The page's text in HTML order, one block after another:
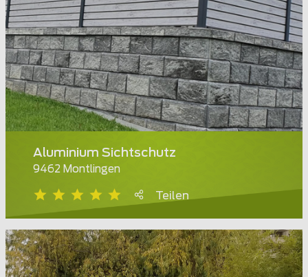
Aluminium Sichtschutz
9462 Montlingen
Teilen